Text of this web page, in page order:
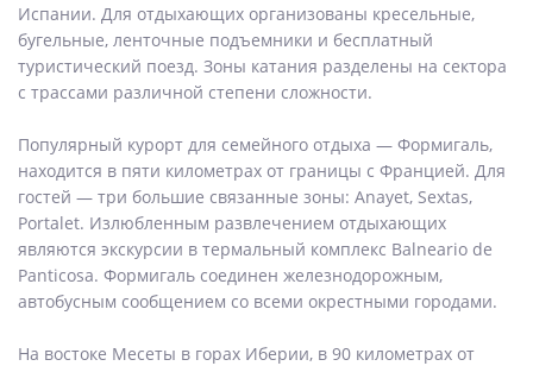
Испании. Для отдыхающих организованы кресельные,
бугельные, ленточные подъемники и бесплатный
туристический поезд. Зоны катания разделены на сектора
с трассами различной степени сложности.
Популярный курорт для семейного отдыха — Формигаль,
находится в пяти километрах от границы с Францией. Для
гостей — три большие связанные зоны: Anayet, Sextas,
Portalet. Излюбленным развлечением отдыхающих
являются экскурсии в термальный комплекс Balneario de
Panticosa. Формигаль соединен железнодорожным,
автобусным сообщением со всеми окрестными городами.
На востоке Месеты в горах Иберии, в 90 километрах от